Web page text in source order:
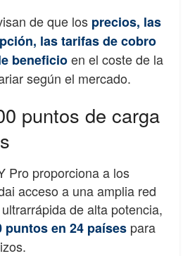
de que los precios, las
las tarifas de cobro
beneficioen el coste de la
según el mercado.
puntos de carga
Pro proporciona a los
acceso a una amplia red
de alta potencia,
puntos en 24 países para